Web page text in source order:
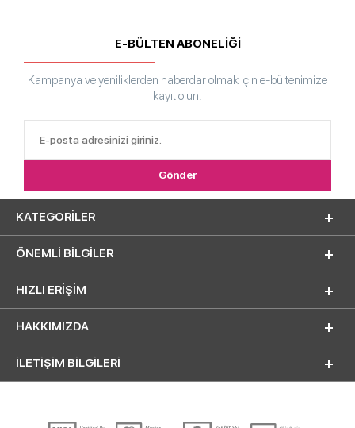
E-BÜLTEN ABONELİĞİ
Kampanya ve yeniliklerden haberdar olmak için e-bültenimize
kayıt olun.
KATEGORILER
ÖNEMLI BILGILER
HIZLI ERIŞIM
HAKKIMIZDA
İLETİŞİM BİLGİLERİ